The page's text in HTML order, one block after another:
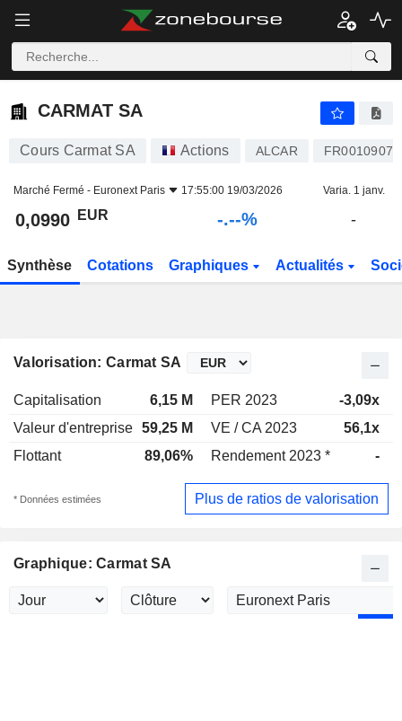
CARMAT SA 0,0990 € -
CARMAT SA
Cours Carmat SA Actions ALCAR
Marché Fermé - Euronext Paris 17:55:00 19/03/2026 Varia. 1 janv.
0,0990 EUR -.--% -
Synthèse Cotations Graphiques Actualités
Valorisation: Carmat SA
Capitalisation 6,15 M PER 2023 -3,09x
Valeur d'entreprise 59,25 M VE / CA 2023 56,1x
Flottant
89,06% Rendement 2023 * -
* Données estimées Plus de ratios de valorisation
Graphique: Carmat SA